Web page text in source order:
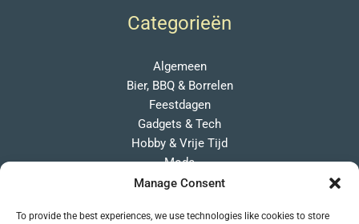
Manage Consent
To provide the best experiences, we use technologies like cookies to store
Categorieën
Algemeen
Bier, BBQ & Borrelen
Feestdagen
Gadgets & Tech
Hobby & Vrije Tijd
Mode
Overige Cadeaus
Wonen & Lifestyle